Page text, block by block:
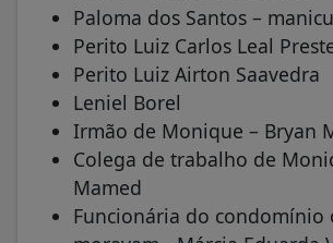
Paloma dos Santos –
Perito Luiz Carlos Leal
Perito Luiz Airton Saavedra
Leniel Borel
Irmão de Monique – Bryan
Colega de trabalho de
Mamed
Funcionária do condomínio